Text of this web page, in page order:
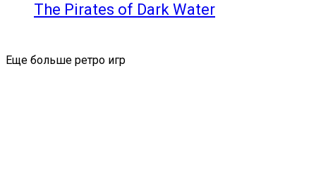
The Pirates of Dark Water
Еще больше ретро игр